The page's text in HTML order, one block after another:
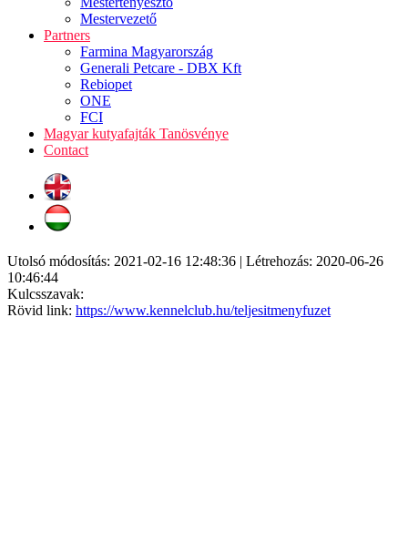
Mestervezető
Partners
Farmina Magyarország
Generali Petcare - DBX Kft
Rebiopet
ONE
FCI
Magyar kutyafajták Tanösvénye
Contact
Utolsó módosítás: 2021-02-16 12:48:36 | Létrehozás: 2020-06-26
10:46:44
Kulcsszavak:
Rövid link: https://www.kennelclub.hu/teljesitmenyfuzet